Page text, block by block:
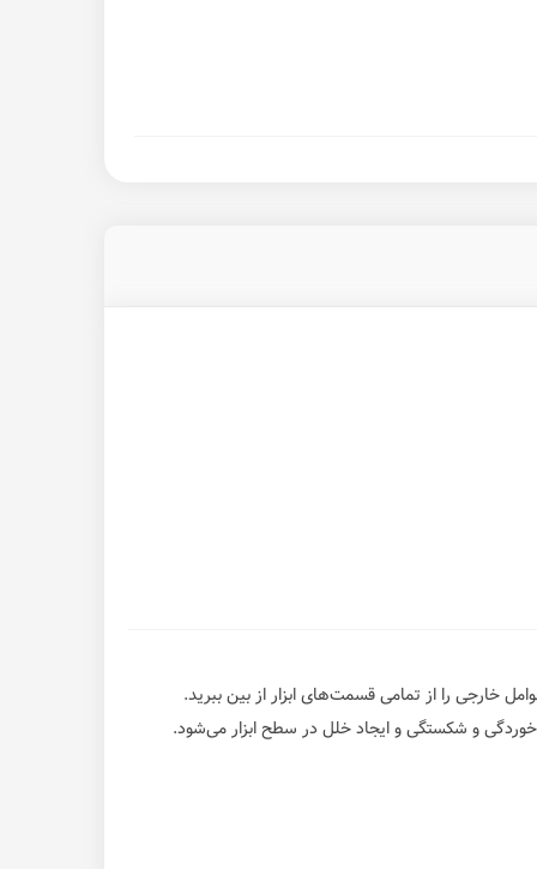
خارجی را از تمامی قسمت‌های ابزار از بین ببرید.
خوردگی و شکستگی و ایجاد خلل در سطح ابزار می‌شود.